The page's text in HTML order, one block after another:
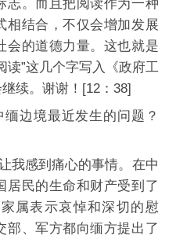
志。而且把阅读作为一种
相结合，不仅会增加发展
会的道德力量。这也就是
读”这几个字写入《政府工
续。谢谢！[12：38]
边境最近发生的问题？
感到痛心的事情。在中
居民的生命和财产受到了
属表示哀悼和深切的慰
部、军方都向缅方提出了